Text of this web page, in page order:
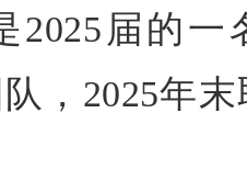
2025届的
，2025年